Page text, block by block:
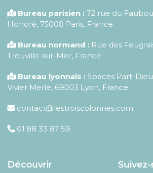
Bureau parisien : 72 rue du
Honoré, 75008 Paris, France
Bureau normand : Rue des
Trouville-sur-Mer, France
Bureau lyonnais : Spaces Part-
Vivier Merle, 69003 Lyon, France
contact@lestroiscolonnes.com
01 88 33 87 59
Découvrir